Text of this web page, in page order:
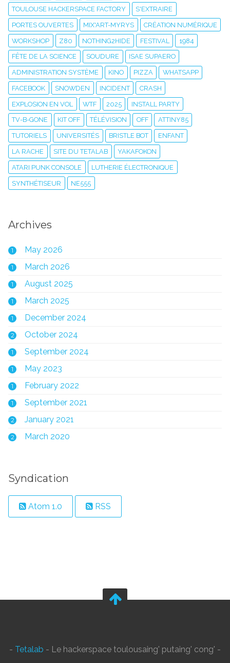
TOULOUSE HACKERSPACE FACTORY S'EXTRAIRE
PORTES OUVERTES MIX'ART-MYRYS CRÉATION NUMÉRIQUE
WORKSHOP Z80 NOTHING2HIDE FESTIVAL 1984
FÊTE DE LA SCIENCE SOUDURE ISAE SUPAERO
ADMINISTRATION SYSTÈME KINO PIZZA WHATSAPP
FACEBOOK SNOWDEN INCIDENT CRASH
EXPLOSION EN VOL WTF 2025 INSTALL PARTY
TV-B-GONE KIT OFF TÉLÉVISION OFF ATTINY85
TUTORIELS UNIVERSITÉS BRISTLE BOT ENFANT
LA RACHE SITE DU TETALAB YAKAFOKON
ATARI PUNK CONSOLE LUTHERIE ÉLECTRONIQUE
SYNTHÉTISEUR NE555
Archives
1 May 2026
1 March 2026
1 August 2025
1 March 2025
1 December 2024
2 October 2024
1 September 2024
1 May 2023
1 February 2022
1 September 2021
2 January 2021
2 March 2020
Syndication
Atom 1.0 RSS
- Tetalab - Le hackerspace toulousaing' putaing' cong' -